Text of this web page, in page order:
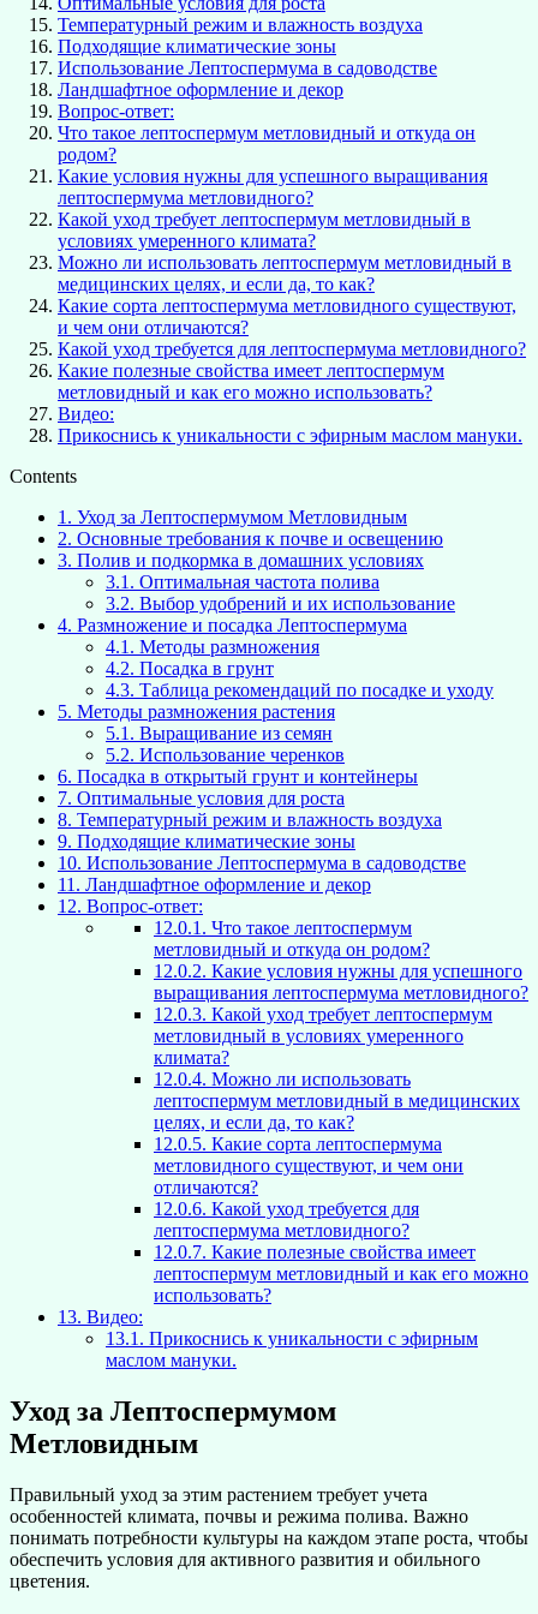
Температурный режим и влажность воздуха
Подходящие климатические зоны
Использование Лептоспермума в садоводстве
Ландшафтное оформление и декор
Вопрос-ответ:
Что такое лептоспермум метловидный и откуда он
родом?
Какие условия нужны для успешного выращивания
лептоспермума метловидного?
Какой уход требует лептоспермум метловидный в
условиях умеренного климата?
Можно ли использовать лептоспермум метловидный в
медицинских целях, и если да, то как?
Какие сорта лептоспермума метловидного существуют,
и чем они отличаются?
Какой уход требуется для лептоспермума метловидного?
Какие полезные свойства имеет лептоспермум
метловидный и как его можно использовать?
Видео:
Прикоснись к уникальности с эфирным маслом мануки.
Contents
1. Уход за Лептоспермумом Метловидным
2. Основные требования к почве и освещению
3. Полив и подкормка в домашних условиях
3.1. Оптимальная частота полива
3.2. Выбор удобрений и их использование
4. Размножение и посадка Лептоспермума
4.1. Методы размножения
4.2. Посадка в грунт
4.3. Таблица рекомендаций по посадке и уходу
5. Методы размножения растения
5.1. Выращивание из семян
5.2. Использование черенков
6. Посадка в открытый грунт и контейнеры
7. Оптимальные условия для роста
8. Температурный режим и влажность воздуха
9. Подходящие климатические зоны
10. Использование Лептоспермума в садоводстве
11. Ландшафтное оформление и декор
12. Вопрос-ответ:
12.0.1. Что такое лептоспермум
метловидный и откуда он родом?
12.0.2. Какие условия нужны для успешного
выращивания лептоспермума метловидного?
12.0.3. Какой уход требует лептоспермум
метловидный в условиях умеренного
климата?
12.0.4. Можно ли использовать
лептоспермум метловидный в медицинских
целях, и если да, то как?
12.0.5. Какие сорта лептоспермума
метловидного существуют, и чем они
отличаются?
12.0.6. Какой уход требуется для
лептоспермума метловидного?
12.0.7. Какие полезные свойства имеет
лептоспермум метловидный и как его можно
использовать?
13. Видео:
13.1. Прикоснись к уникальности с эфирным
маслом мануки.
Уход за Лептоспермумом
Метловидным
Правильный уход за этим растением требует учета
особенностей климата, почвы и режима полива. Важно
понимать потребности культуры на каждом этапе роста, чтобы
обеспечить условия для активного развития и обильного
цветения.